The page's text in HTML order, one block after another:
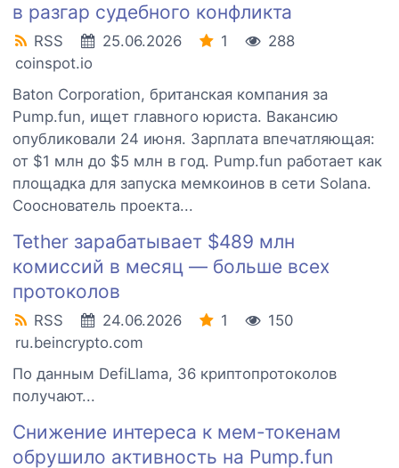
в разгар судебного конфликта
RSS 25.06.2026 1
288
coinspot.io
Baton Corporation, британская компания за
Pump.fun, ищет главного юриста. Вакансию
опубликовали 24 июня. Зарплата впечатляющая:
от $1 млн до $5 млн в год. Pump.fun работает как
площадка для запуска мемкоинов в сети Solana.
Сооснователь проекта...
Tether зарабатывает $489 млн
комиссий в месяц — больше всех
протоколов
RSS 24.06.2026 1
150
ru.beincrypto.com
По данным DefiLlama, 36 криптопротоколов
получают...
Снижение интереса к мем-токенам
обрушило активность на Pump.fun